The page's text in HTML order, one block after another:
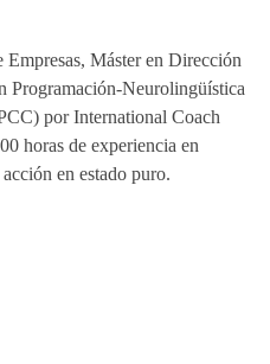
Máster en Dirección
Programación-Neurolingüística
por International Coach
horas de experiencia en
en estado puro.